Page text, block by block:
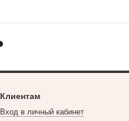
Клиентам
Вход в личный кабинет